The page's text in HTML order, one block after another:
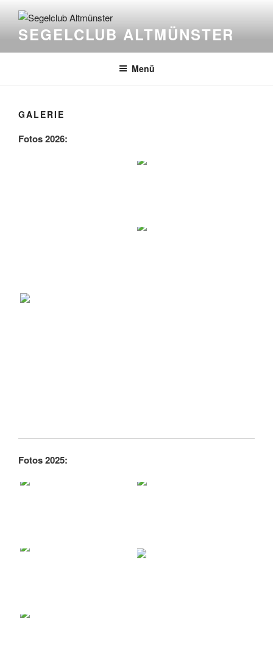
Inhalt
springenSEGELCLUB ALTMÜNSTER
Menü
GALERIE
Fotos 2026:
Fotos 2025: